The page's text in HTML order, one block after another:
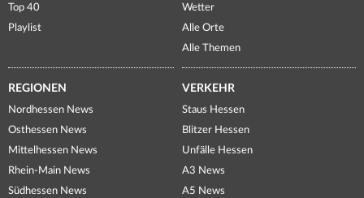
Top 40
Playlist
Wetter
Alle Orte
Alle Themen
REGIONEN
Nordhessen News
Osthessen News
Mittelhessen News
Rhein-Main News
Südhessen News
VERKEHR
Staus Hessen
Blitzer Hessen
Unfälle Hessen
A3 News
A5 News